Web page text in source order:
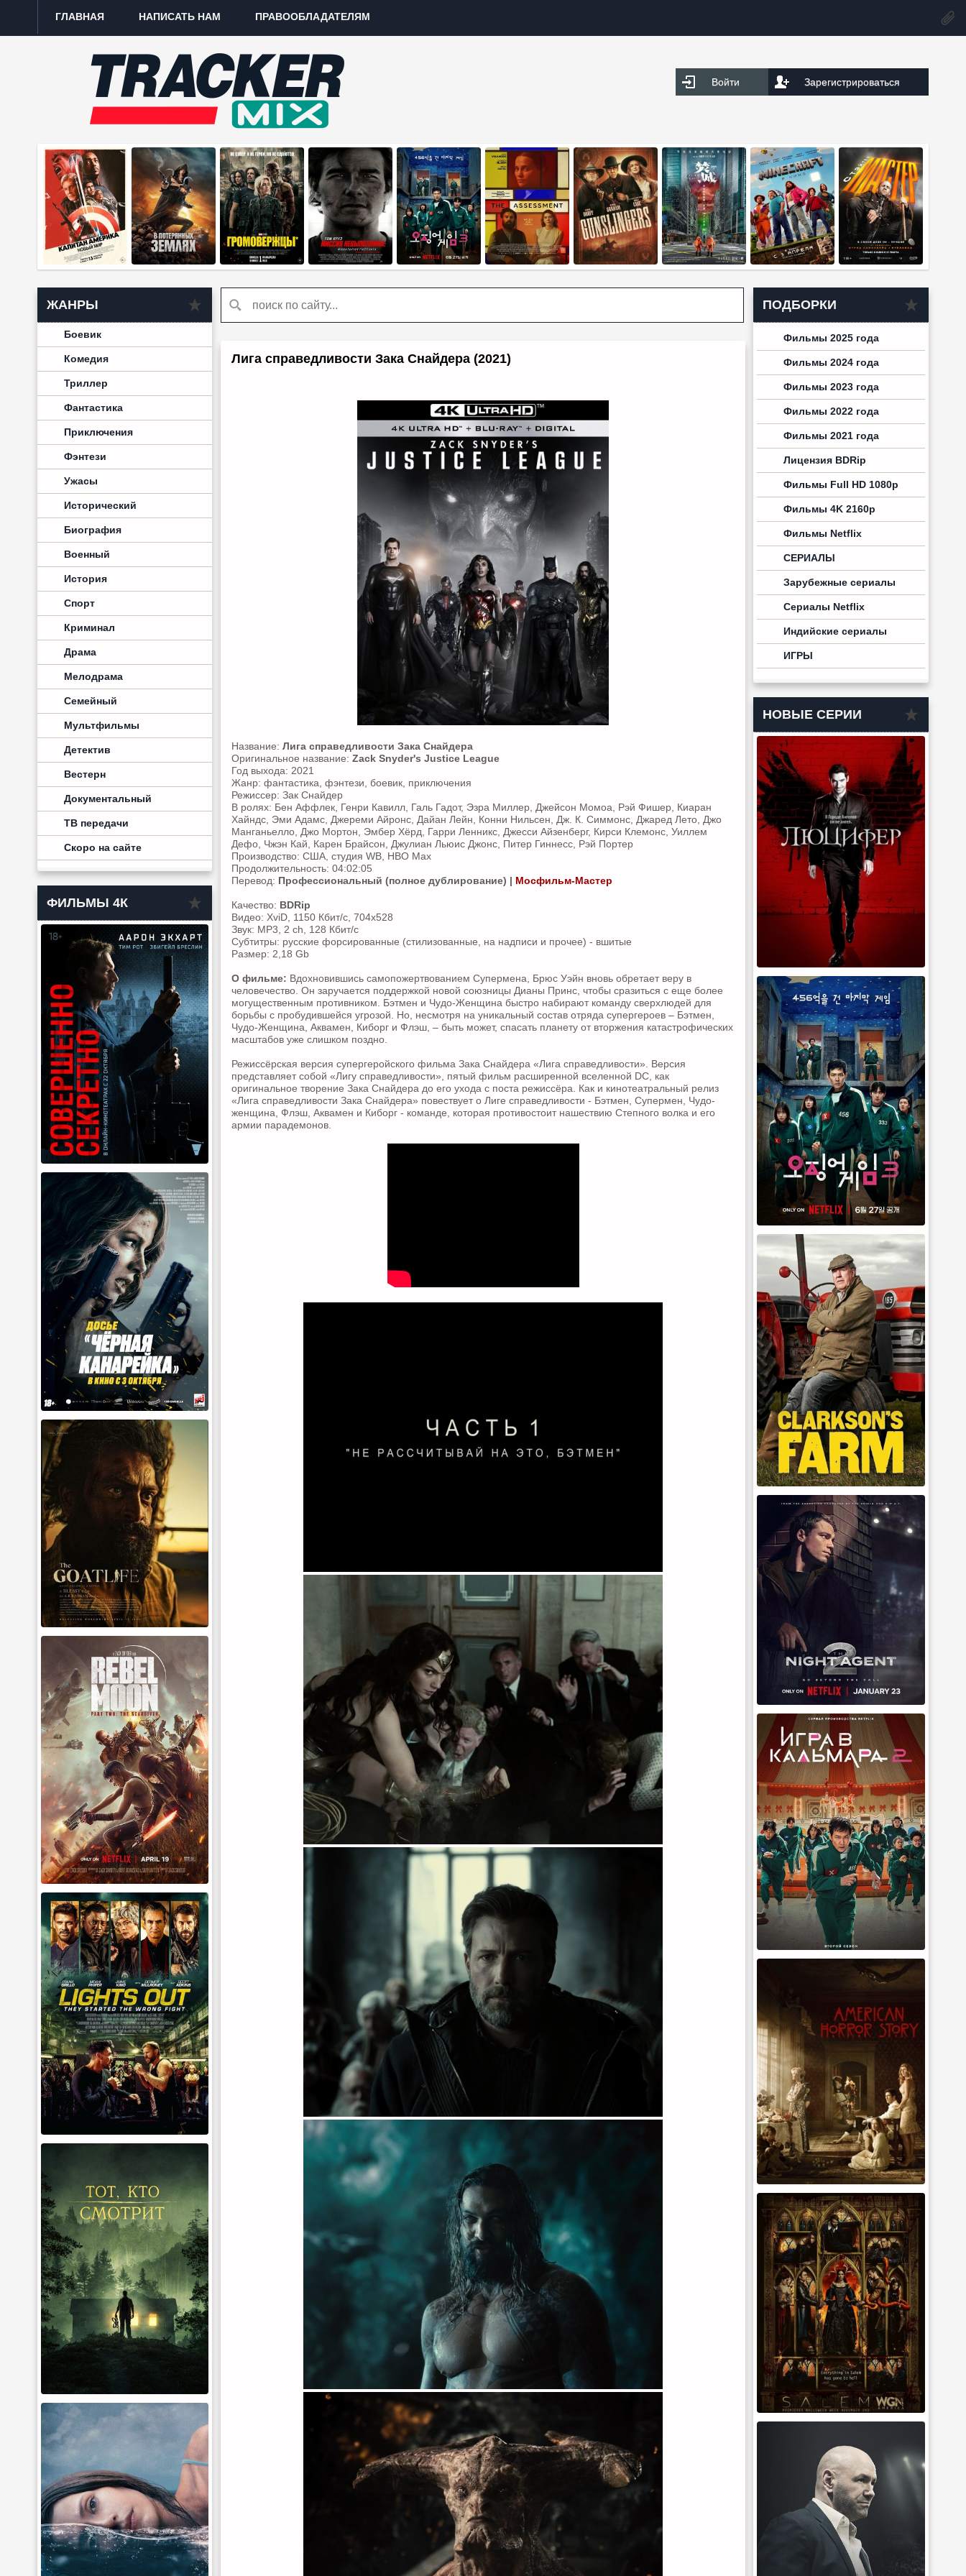
ГЛАВНАЯ НАПИСАТЬ НАМ ПРАВООБЛАДАТЕЛЯМ
Войти Зарегистрироваться
ЖАНРЫ
Боевик
Комедия
Триллер
Фантастика
Приключения
Фэнтези
Ужасы
Исторический
Биография
Военный
История
Спорт
Криминал
Драма
Мелодрама
Семейный
Мультфильмы
Детектив
Вестерн
Документальный
ТВ передачи
Скоро на сайте
ФИЛЬМЫ 4К
Лига справедливости Зака Снайдера (2021)
Название: Лига справедливости Зака Снайдера
Оригинальное название: Zack Snyder's Justice League
Год выхода: 2021
Жанр: фантастика, фэнтези, боевик, приключения
Режиссер: Зак Снайдер
В ролях: Бен Аффлек, Генри Кавилл, Галь Гадот, Эзра Миллер, Джейсон Момоа, Рэй Фишер, Киаран
Хайндс, Эми Адамс, Джереми Айронс, Дайан Лейн, Конни Нильсен, Дж. К. Симмонс, Джаред Лето, Джо
Манганьелло, Джо Мортон, Эмбер Хёрд, Гарри Ленникс, Джесси Айзенберг, Кирси Клемонс, Уиллем
Дефо, Чжэн Кай, Карен Брайсон, Джулиан Льюис Джонс, Питер Гиннесс, Рэй Портер
Производство: США, студия WB, HBO Max
Продолжительность: 04:02:05
Перевод: Профессиональный (полное дублирование) | Мосфильм-Мастер
Качество: BDRip
Видео: XviD, 1150 Кбит/с, 704x528
Звук: MP3, 2 ch, 128 Кбит/с
Субтитры: русские форсированные (стилизованные, на надписи и прочее) - вшитые
Размер: 2,18 Gb
О фильме: Вдохновившись самопожертвованием Супермена, Брюс Уэйн вновь обретает веру в
человечество. Он заручается поддержкой новой союзницы Дианы Принс, чтобы сразиться с еще более
могущественным противником. Бэтмен и Чудо-Женщина быстро набирают команду сверхлюдей для
борьбы с пробудившейся угрозой. Но, несмотря на уникальный состав отряда супергероев – Бэтмен,
Чудо-Женщина, Аквамен, Киборг и Флэш, – быть может, спасать планету от вторжения катастрофических
масштабов уже слишком поздно.
Режиссёрская версия супергеройского фильма Зака Снайдера «Лига справедливости». Версия
представляет собой «Лигу справедливости», пятый фильм расширенной вселенной DC, как
оригинальное творение Зака Снайдера до его ухода с поста режиссёра. Как и кинотеатральный релиз
«Лига справедливости Зака Снайдера» повествует о Лиге справедливости - Бэтмен, Супермен, Чудо-
женщина, Флэш, Аквамен и Киборг - команде, которая противостоит нашествию Степного волка и его
армии парадемонов.
ПОДБОРКИ
Фильмы 2025 года
Фильмы 2024 года
Фильмы 2023 года
Фильмы 2022 года
Фильмы 2021 года
Лицензия BDRip
Фильмы Full HD 1080p
Фильмы 4K 2160p
Фильмы Netflix
СЕРИАЛЫ
Зарубежные сериалы
Сериалы Netflix
Индийские сериалы
ИГРЫ
НОВЫЕ СЕРИИ